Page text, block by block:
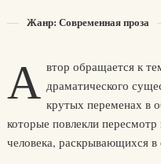
Жанр: Современная проза
А втор обращается к
драматического
крутых переменах в
которые повлекли
человека, раскрывающихся